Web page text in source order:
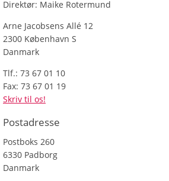
Direktør: Maike Rotermund
Arne Jacobsens Allé 12
2300 København S
Danmark
Tlf.: 73 67 01 10
Fax: 73 67 01 19
Skriv til os!
Postadresse
Postboks 260
6330 Padborg
Danmark